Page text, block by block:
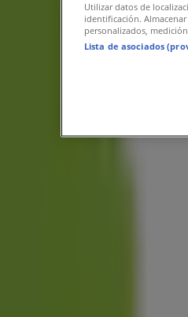
Utilizar datos de
identificación.
personalizados,
Lista de asociados